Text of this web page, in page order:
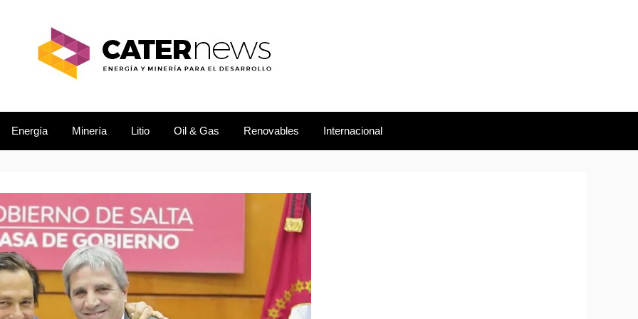
Energía Minería Litio Oil & Gas Renovables Internacional